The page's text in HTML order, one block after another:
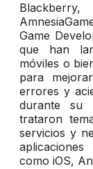
Game
que han
móviles o
para
errores y
durante su
trataron
servicios y
como iOS,